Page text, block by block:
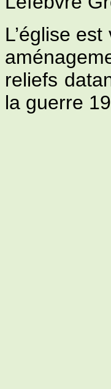
L’église
reliefs
la guerre